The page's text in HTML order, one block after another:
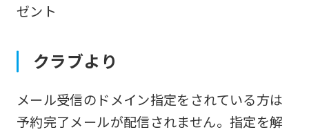
ゼント
クラブより
メール受信のドメイン指定をされている方は
予約完了メールが配信されません。指定を解